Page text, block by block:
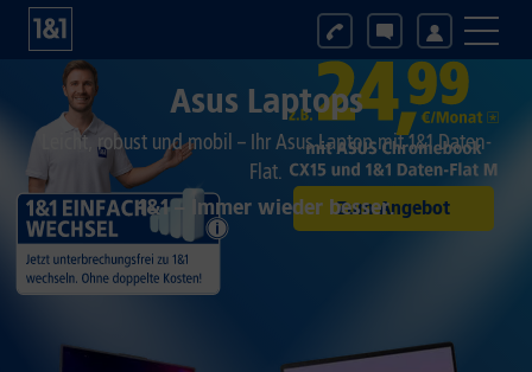
Zum Angebot
Asus Laptops
Leicht, robust und mobil – Ihr Asus Laptop mit 1&1 Daten-
Flat.
1&1 – Immer wieder besser.